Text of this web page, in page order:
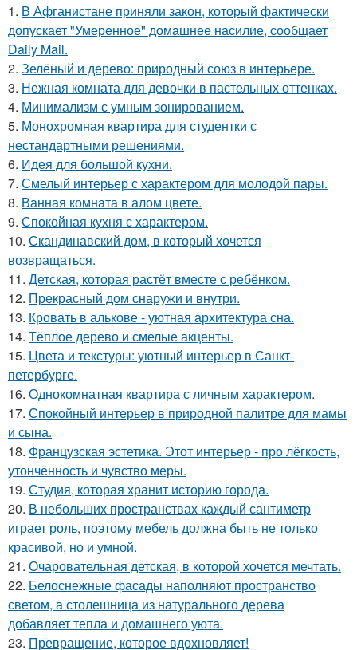
1. В Афганистане приняли закон, который фактически
допускает "Умеренное" домашнее насилие, сообщает
Daily Mail.
2. Зелёный и дерево: природный союз в интерьере.
3. Нежная комната для девочки в пастельных оттенках.
4. Минимализм с умным зонированием.
5. Монохромная квартира для студентки с
нестандартными решениями.
6. Идея для большой кухни.
7. Смелый интерьер с характером для молодой пары.
8. Ванная комната в алом цвете.
9. Спокойная кухня с характером.
10. Скандинавский дом, в который хочется
возвращаться.
11. Детская, которая растёт вместе с ребёнком.
12. Прекрасный дом снаружи и внутри.
13. Кровать в алькове - уютная архитектура сна.
14. Тёплое дерево и смелые акценты.
15. Цвета и текстуры: уютный интерьер в Санкт-
петербурге.
16. Однокомнатная квартира с личным характером.
17. Спокойный интерьер в природной палитре для мамы
и сына.
18. Французская эстетика. Этот интерьер - про лёгкость,
утончённость и чувство меры.
19. Студия, которая хранит историю города.
20. В небольших пространствах каждый сантиметр
играет роль, поэтому мебель должна быть не только
красивой, но и умной.
21. Очаровательная детская, в которой хочется мечтать.
22. Белоснежные фасады наполняют пространство
светом, а столешница из натурального дерева
добавляет тепла и домашнего уюта.
23. Превращение, которое вдохновляет!